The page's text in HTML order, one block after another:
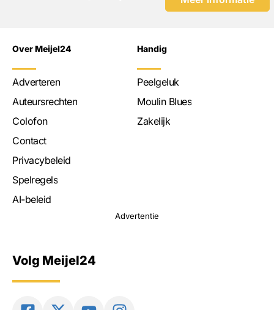
Over Meijel24
Adverteren
Auteursrechten
Colofon
Contact
Privacybeleid
Spelregels
AI-beleid
Handig
Peelgeluk
Moulin Blues
Zakelijk
Advertentie
Volg Meijel24